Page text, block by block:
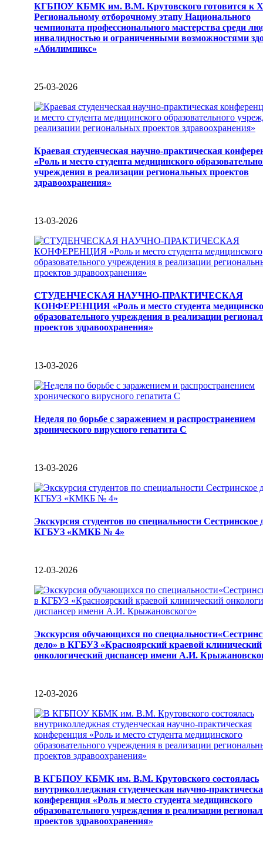
КГБПОУ КБМК им. В.М. Крутовского готовится к X
Региональному отборочному этапу Национального
чемпионата профессионального мастерства среди
инвалидностью и ограниченными возможностями
«Абилимпикс»
25-03-2026
Краевая студенческая научно-практическая
«Роль и место студента медицинского
учреждения в реализации региональных проектов
здравоохранения»
13-03-2026
СТУДЕНЧЕСКАЯ НАУЧНО-ПРАКТИЧЕСКАЯ
КОНФЕРЕНЦИЯ «Роль и место студента
образовательного учреждения в реализации
проектов здравоохранения»
13-03-2026
Неделя по борьбе с заражением и распространением
хронического вирусного гепатита С
13-03-2026
Экскурсия студентов по специальности Сестринское
КГБУЗ «КМКБ № 4»
12-03-2026
Экскурсия обучающихся по
дело» в КГБУЗ «Красноярский краевой клинический
онкологический диспансер имени А.И.
12-03-2026
В КГБПОУ КБМК им. В.М. Крутовского состоялась
внутриколледжная студенческая научно-
конференция «Роль и место студента медицинского
образовательного учреждения в реализации
проектов здравоохранения»